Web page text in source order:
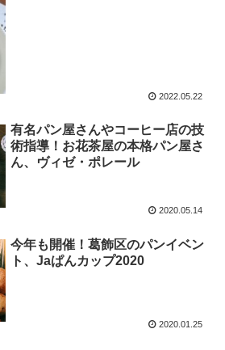
2022.05.22
有名パン屋さんやコーヒー店の技
術指導！お花茶屋の本格パン屋さ
ん、ヴィゼ・ポレール
2020.05.14
今年も開催！葛飾区のパンイベン
ト、Jaぱんカップ2020
2020.01.25